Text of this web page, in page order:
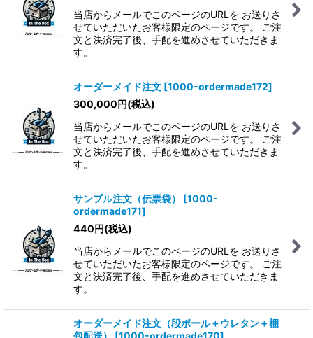
当店からメールでこのページのURLを お送りさ
せていただいたお客様限定のページです。 ご注
文と決済完了後、手配を進めさせていただきま
す。
オーダーメイド注文 [1000-ordermade172]
300,000円(税込)
当店からメールでこのページのURLを お送りさ
せていただいたお客様限定のページです。 ご注
文と決済完了後、手配を進めさせていただきま
す。
サンプル注文（伝票袋） [1000-
ordermade171]
440円(税込)
当店からメールでこのページのURLを お送りさ
せていただいたお客様限定のページです。 ご注
文と決済完了後、手配を進めさせていただきま
す。
オーダーメイド注文（段ボール＋ウレタン＋梱
包配送）
[1000-ordermade170]